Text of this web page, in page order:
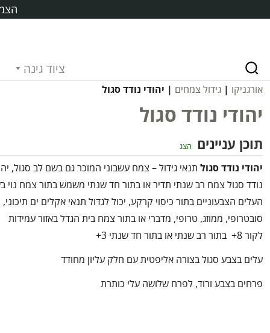
ציוד גינה
אורגניקו | גידול צמחים | יהודי נודד סגול
יהודי נודד סגול
תוכן עניינים הצג
יהודי נודד סגול תנאי גידול – צמח עשבוני המוכר גם בשם לב סגול,
נודד סגול צמח רב שנתי תדיר או בתור חד שנתי משמש בתור צמח נוי
העלים הצבעוניים בתור כיסוי קרקע, יכול לגדול תנאי אקלים ים תיכוני,
סובטרופי, ממוזג, טרופי, מדברי או בתור צמח בית הגדל באזור עמידות
לקור 8+ בתור רב שנתי או בתור חד שנתי 3+
עלים בצבע סגול בצורה אליפטית עם חלק עליון מחודד
פרחים בצבע ורוד, לפרח שלושה עלי כותרת